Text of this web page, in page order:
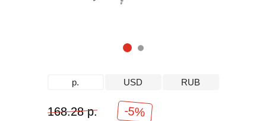
1 2
р. USD RUB
168.28 р. -5%